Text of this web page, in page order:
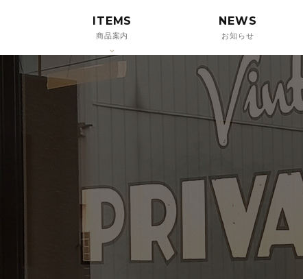
ITEMS
商品案内
NEWS
お知らせ